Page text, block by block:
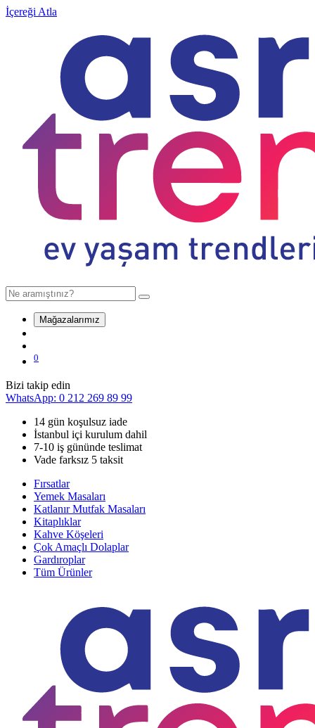
İçereği Atla
Mağazalarımız
0
Bizi takip edin
WhatsApp: 0 212 269 89 99
14 gün koşulsuz iade
İstanbul içi kurulum dahil
7-10 iş gününde teslimat
Vade farksız 5 taksit
Fırsatlar
Yemek Masaları
Katlanır Mutfak Masaları
Kitaplıklar
Kahve Köşeleri
Çok Amaçlı Dolaplar
Gardıroplar
Tüm Ürünler